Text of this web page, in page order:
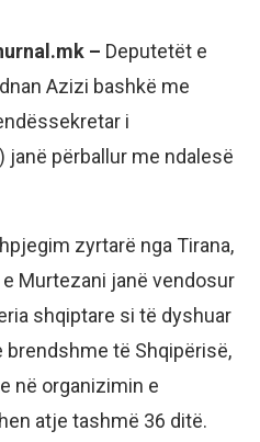
– Deputetët e
Azizi bashkë me
i
përballur me ndalesë
zyrtarë nga Tirana,
Murtezani janë vendosur
shqiptare si të dyshuar
brendshme të Shqipërisë,
në organizimin e
atje tashmë 36 ditë.